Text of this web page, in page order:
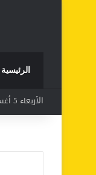
الرئيسية
الأربعاء 5 أغسطس 2026